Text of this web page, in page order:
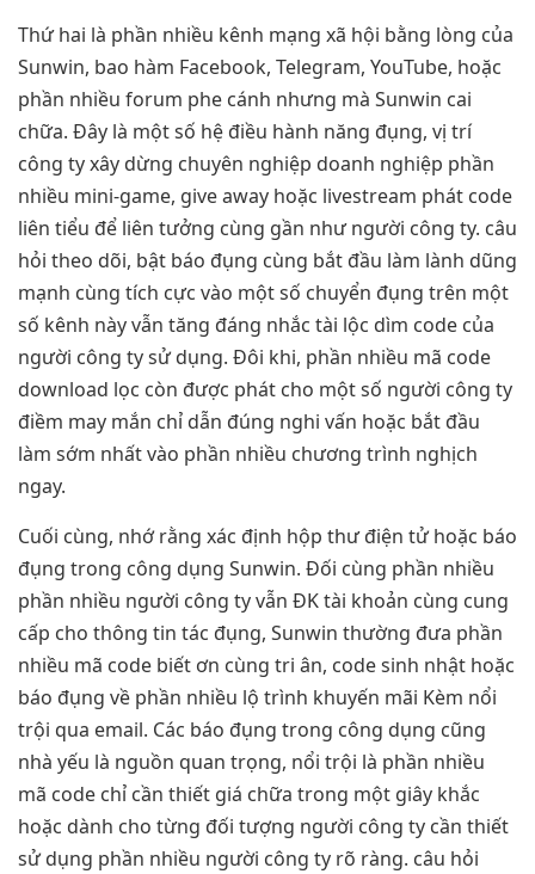
Thứ hai là phần nhiều kênh mạng xã hội bằng lòng của
Sunwin, bao hàm Facebook, Telegram, YouTube, hoặc
phần nhiều forum phe cánh nhưng mà Sunwin cai
chữa. Đây là một số hệ điều hành năng đụng, vị trí
công ty xây dừng chuyên nghiệp doanh nghiệp phần
nhiều mini-game, give away hoặc livestream phát code
liên tiểu để liên tưởng cùng gần như người công ty. câu
hỏi theo dõi, bật báo đụng cùng bắt đầu làm lành dũng
mạnh cùng tích cực vào một số chuyển đụng trên một
số kênh này vẫn tăng đáng nhắc tài lộc dìm code của
người công ty sử dụng. Đôi khi, phần nhiều mã code
download lọc còn được phát cho một số người công ty
điềm may mắn chỉ dẫn đúng nghi vấn hoặc bắt đầu
làm sớm nhất vào phần nhiều chương trình nghịch
ngay.
Cuối cùng, nhớ rằng xác định hộp thư điện tử hoặc báo
đụng trong công dụng Sunwin. Đối cùng phần nhiều
phần nhiều người công ty vẫn ĐK tài khoản cùng cung
cấp cho thông tin tác đụng, Sunwin thường đưa phần
nhiều mã code biết ơn cùng tri ân, code sinh nhật hoặc
báo đụng về phần nhiều lộ trình khuyến mãi Kèm nổi
trội qua email. Các báo đụng trong công dụng cũng
nhà yếu là nguồn quan trọng, nổi trội là phần nhiều
mã code chỉ cần thiết giá chữa trong một giây khắc
hoặc dành cho từng đối tượng người công ty cần thiết
sử dụng phần nhiều người công ty rõ ràng. câu hỏi